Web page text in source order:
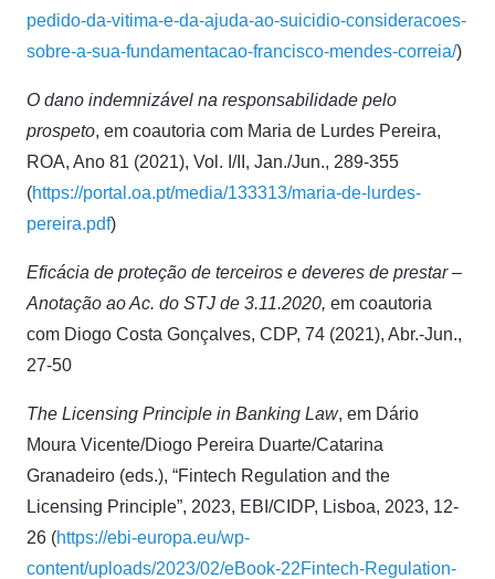
pedido-da-vitima-e-da-ajuda-ao-suicidio-consideracoes-
sobre-a-sua-fundamentacao-francisco-mendes-correia/)
O dano indemnizável na responsabilidade pelo
prospeto, em coautoria com Maria de Lurdes Pereira,
ROA, Ano 81 (2021), Vol. I/II, Jan./Jun., 289-355
(https://portal.oa.pt/media/133313/maria-de-lurdes-
pereira.pdf)
Eficácia de proteção de terceiros e deveres de prestar –
Anotação ao Ac. do STJ de 3.11.2020, em coautoria
com Diogo Costa Gonçalves, CDP, 74 (2021), Abr.-Jun.,
27-50
The Licensing Principle in Banking Law, em Dário
Moura Vicente/Diogo Pereira Duarte/Catarina
Granadeiro (eds.), “Fintech Regulation and the
Licensing Principle”, 2023, EBI/CIDP, Lisboa, 2023, 12-
26 (https://ebi-europa.eu/wp-
content/uploads/2023/02/eBook-22Fintech-Regulation-